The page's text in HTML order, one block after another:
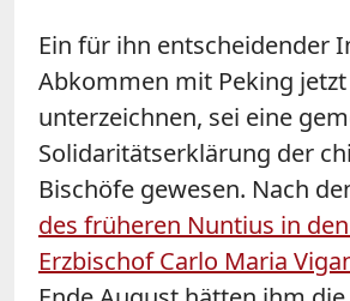
Ein für ihn entscheidender
Abkommen mit Peking jetzt
unterzeichnen, sei eine
Solidaritätserklärung der
Bischöfe gewesen. Nach
des früheren Nuntius in den
Erzbischof Carlo Maria